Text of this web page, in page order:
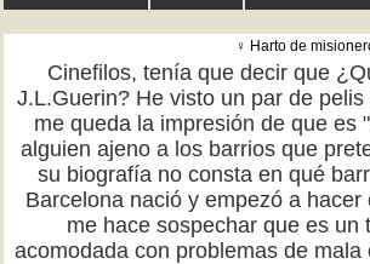
♀ Harto de
Cinefilos, tenía que decir que
J.L.Guerin? He visto un par de
me queda la impresión de que es
alguien ajeno a los barrios que
su biografía no consta en qué
Barcelona nació y empezó a hacer
me hace sospechar que es un
acomodada con problemas de mala